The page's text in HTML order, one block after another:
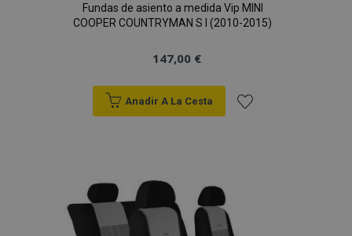
Fundas de asiento a medida Vip MINI
COOPER COUNTRYMAN S I (2010-2015)
147,00 €
Anadir A La Cesta